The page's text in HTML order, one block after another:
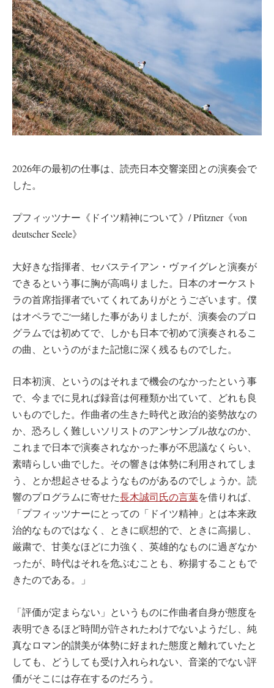
2026年の最初の仕事は、読売日本交響楽団との演奏会で
した。
プフィッツナー《ドイツ精神について》/ Pfitzner《von
deutscher Seele》
大好きな指揮者、セバステイアン・ヴァイグレと演奏が
できるという事に胸が高鳴りました。日本のオーケスト
ラの首席指揮者でいてくれてありがとうございます。僕
はオペラでご一緒した事がありましたが、演奏会のプロ
グラムでは初めてで、しかも日本で初めて演奏されるこ
の曲、というのがまた記憶に深く残るものでした。
日本初演、というのはそれまで機会のなかったという事
で、今までに見れば録音は何種類か出ていて、どれも良
いものでした。作曲者の生きた時代と政治的姿勢故なの
か、恐ろしく難しいソリストのアンサンブル故なのか、
これまで日本で演奏されなかった事が不思議なくらい、
素晴らしい曲でした。その響きは体勢に利用されてしま
う、とか想起させるようなものがあるのでしょうか。読
響のプログラムに寄せた長木誠司氏の言葉を借りれば、
「プフィッツナーにとっての「ドイツ精神」とは本来政
治的なものではなく、ときに瞑想的で、ときに高揚し、
厳粛で、甘美なほどに力強く、英雄的なものに過ぎなか
ったが、時代はそれを危ぶむことも、称揚することもで
きたのである。」
「評価が定まらない」というものに作曲者自身が態度を
表明できるほど時間が許されたわけでないようだし、純
真なロマン的讃美が体勢に好まれた態度と離れていたと
しても、どうしても受け入れられない、音楽的でない評
価がそこには存在するのだろう。